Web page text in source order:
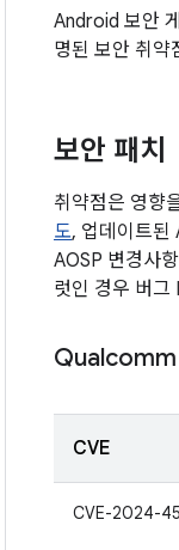
Android 보안
명된 보안 취약
보안 패치
취약점은 영향
도, 업데이트된
AOSP 변경사
럿인 경우 버그
Qualcomm
CVE
CVE-2024-